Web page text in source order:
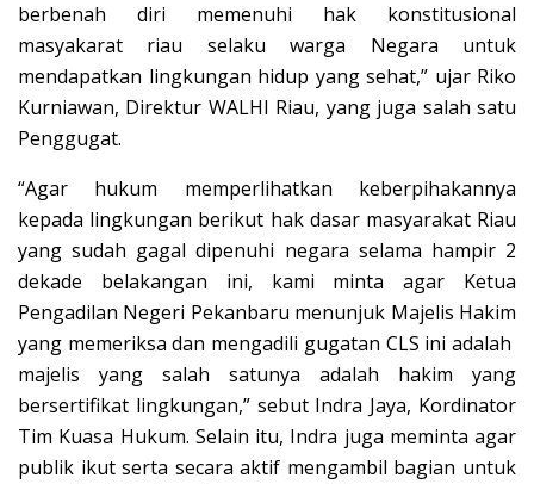
berbenah diri memenuhi hak konstitusional
masyakarat riau selaku warga Negara untuk
mendapatkan lingkungan hidup yang sehat,” ujar Riko
Kurniawan, Direktur WALHI Riau, yang juga salah satu
Penggugat.
“Agar hukum memperlihatkan keberpihakannya
kepada lingkungan berikut hak dasar masyarakat Riau
yang sudah gagal dipenuhi negara selama hampir 2
dekade belakangan ini, kami minta agar Ketua
Pengadilan Negeri Pekanbaru menunjuk Majelis Hakim
yang memeriksa dan mengadili gugatan CLS ini adalah
majelis yang salah satunya adalah hakim yang
bersertifikat lingkungan,” sebut Indra Jaya, Kordinator
Tim Kuasa Hukum. Selain itu, Indra juga meminta agar
publik ikut serta secara aktif mengambil bagian untuk